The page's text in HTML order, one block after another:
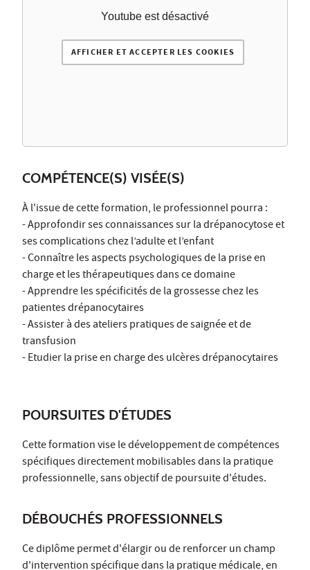
Youtube est désactivé
AFFICHER ET ACCEPTER LES COOKIES
COMPÉTENCE(S) VISÉE(S)
À l'issue de cette formation, le professionnel pourra :
- Approfondir ses connaissances sur la drépanocytose et
ses complications chez l’adulte et l’enfant
- Connaître les aspects psychologiques de la prise en
charge et les thérapeutiques dans ce domaine
- Apprendre les spécificités de la grossesse chez les
patientes drépanocytaires
- Assister à des ateliers pratiques de saignée et de
transfusion
- Etudier la prise en charge des ulcères drépanocytaires
POURSUITES D'ÉTUDES
Cette formation vise le développement de compétences
spécifiques directement mobilisables dans la pratique
professionnelle, sans objectif de poursuite d'études.
DÉBOUCHÉS PROFESSIONNELS
Ce diplôme permet d'élargir ou de renforcer un champ
d'intervention spécifique dans la pratique médicale, en